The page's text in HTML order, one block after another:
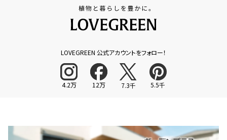
LOVEGREEN 公式アカウントをフォロー！
4.2万 12万 7.3千 5.5千